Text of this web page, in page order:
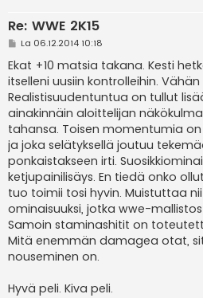
Re: WWE 2K15
V
e
s
t
i
La 06.12.2014 10:18
Ekat +10 matsia takana. Kesti
itselleni uusiin kontrolleihin.
Realistisuudentuntua on tullut
ainakinnäin aloittelijan
tahansa. Toisen momentumia
ja joka selätyksellä joutuu
ponkaistakseen irti.
ketjupainilisäys. En tiedä onko
tuo toimii tosi hyvin. Muistuttaa
ominaisuuksi, jotka wwe-
Samoin staminashitit on
Mitä enemmän damagea otat,
nouseminen on.
Hyvä peli. Kiva peli.